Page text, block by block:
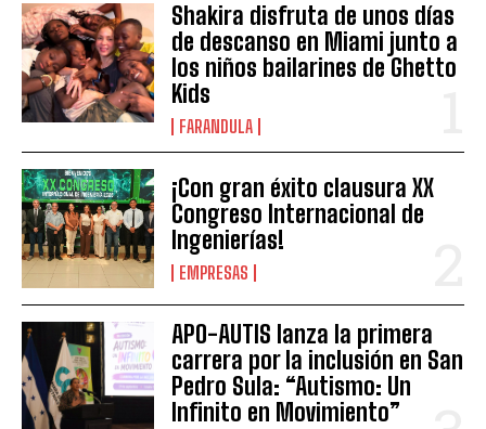
Shakira disfruta de unos días
de descanso en Miami junto a
los niños bailarines de Ghetto
Kids
FARANDULA
¡Con gran éxito clausura XX
Congreso Internacional de
Ingenierías!
EMPRESAS
APO-AUTIS lanza la primera
carrera por la inclusión en San
Pedro Sula: “Autismo: Un
Infinito en Movimiento”